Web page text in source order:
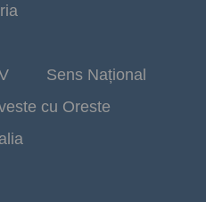
Sens Național
cu Oreste